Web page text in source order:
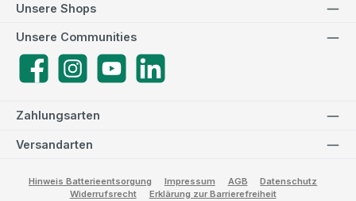
Zahlungsarten
Versandarten
Unsere Communities
FacebookInstagramYouTube
Unsere Shops
Hinweis Batterieentsorgung Impressum AGB
Datenschutz
Widerrufsrecht
Erklärung zur Barrierefreiheit